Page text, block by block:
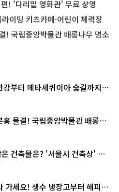
! '다리밑 영화관' 무료 상영
이밍 키즈카페·어린이 체력장
! 국립중앙박물관 배롱나무 명소
강부터 메타세쿼이아 숲길까지…
홍 물결! 국립중앙박물관 배롱나
건축물은? '서울시 건축상' 수
가세요! 생수 냉장고부터 해피소